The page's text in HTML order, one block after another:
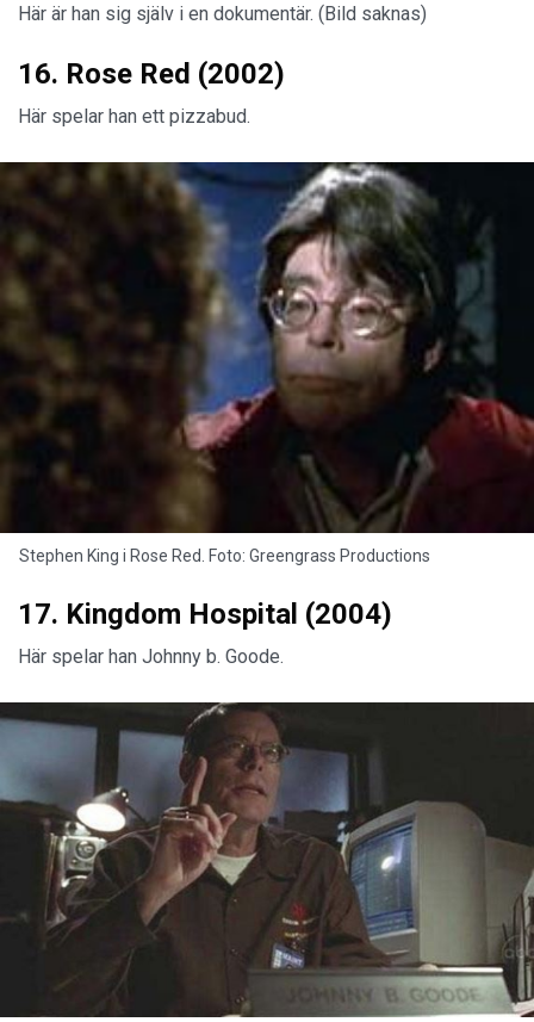
Här är han sig själv i en dokumentär. (Bild saknas)
16. Rose Red (2002)
Här spelar han ett pizzabud.
Stephen King i Rose Red. Foto: Greengrass Productions
17. Kingdom Hospital (2004)
Här spelar han Johnny b. Goode.